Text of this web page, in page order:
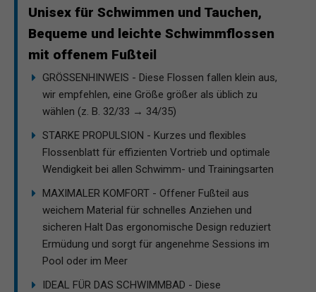
Unisex für Schwimmen und Tauchen,
Bequeme und leichte Schwimmflossen
mit offenem Fußteil
GRÖSSENHINWEIS - Diese Flossen fallen klein aus,
wir empfehlen, eine Größe größer als üblich zu
wählen (z. B. 32/33 → 34/35)
STARKE PROPULSION - Kurzes und flexibles
Flossenblatt für effizienten Vortrieb und optimale
Wendigkeit bei allen Schwimm- und Trainingsarten
MAXIMALER KOMFORT - Offener Fußteil aus
weichem Material für schnelles Anziehen und
sicheren Halt Das ergonomische Design reduziert
Ermüdung und sorgt für angenehme Sessions im
Pool oder im Meer
IDEAL FÜR DAS SCHWIMMBAD - Diese